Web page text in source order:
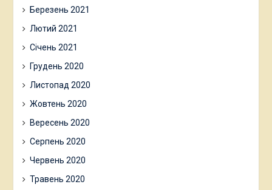
Березень 2021
Лютий 2021
Січень 2021
Грудень 2020
Листопад 2020
Жовтень 2020
Вересень 2020
Серпень 2020
Червень 2020
Травень 2020